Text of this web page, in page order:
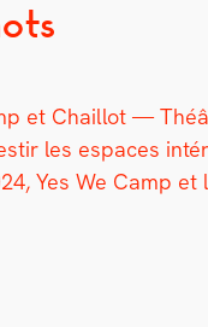
et Chail­lot —
les espaces
Yes We Camp